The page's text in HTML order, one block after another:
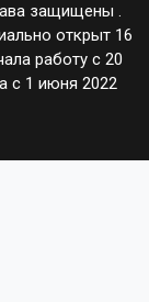
защищены .
открыт 16
работу с 20
с 1 июня 2022